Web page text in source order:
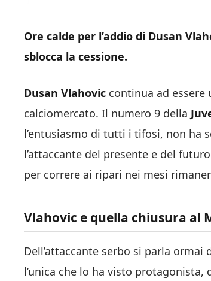
Ore calde per l’addio di Dusan
sblocca la cessione.
Dusan Vlahovic continua ad
calciomercato. Il numero 9 della
l’entusiasmo di tutti i tifosi, non ha
l’attaccante del presente e del
per correre ai ripari nei mesi
Vlahovic e quella chiusura al
Dell’attaccante serbo si parla
l’unica che lo ha visto